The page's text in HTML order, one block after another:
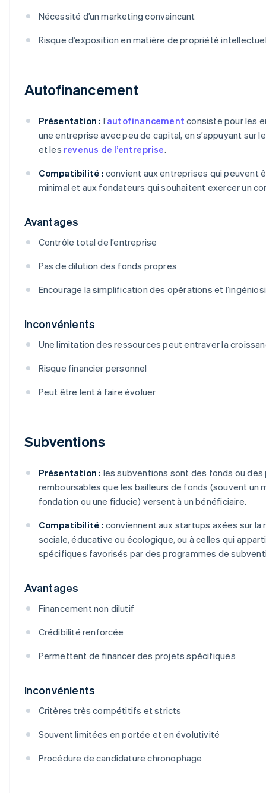
Nécessité d’un marketing convaincant
Risque d’exposition en matière de propriété
Autofinancement
Présentation : l’autofinancement consiste pour les
une entreprise avec peu de capital, en s’appuyant sur
et les revenus de l’entreprise.
Compatibilité : convient aux entreprises qui peuvent
minimal et aux fondateurs qui souhaitent exercer un
Avantages
Contrôle total de l’entreprise
Pas de dilution des fonds propres
Encourage la simplification des opérations et
Inconvénients
Une limitation des ressources peut entraver la
Risque financier personnel
Peut être lent à faire évoluer
Subventions
Présentation : les subventions sont des fonds ou des
remboursables que les bailleurs de fonds (souvent un
fondation ou une fiducie) versent à un bénéficiaire.
Compatibilité : conviennent aux startups axées sur la
sociale, éducative ou écologique, ou à celles qui
spécifiques favorisés par des programmes de
Avantages
Financement non dilutif
Crédibilité renforcée
Permettent de financer des projets spécifiques
Inconvénients
Critères très compétitifs et stricts
Souvent limitées en portée et en évolutivité
Procédure de candidature chronophage